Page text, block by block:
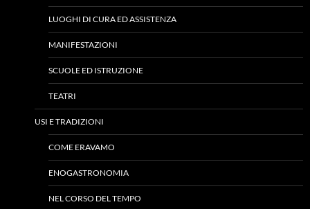
LUOGHI DI CURA ED ASSISTENZA
MANIFESTAZIONI
SCUOLE ED ISTRUZIONE
TEATRI
USI E TRADIZIONI
COME ERAVAMO
ENOGASTRONOMIA
NEL CORSO DEL TEMPO